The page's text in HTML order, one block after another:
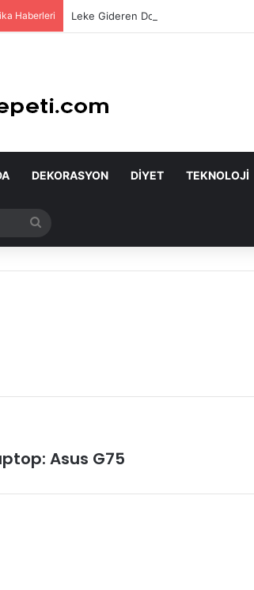
Haberleri Leke Gideren Doğal Maskeler Nasıl
DEKORASYON DIYET TEKNOLOJI
yap
Asus G75